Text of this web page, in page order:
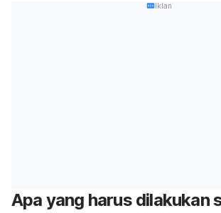
Iklan
Apa yang harus dilakukan